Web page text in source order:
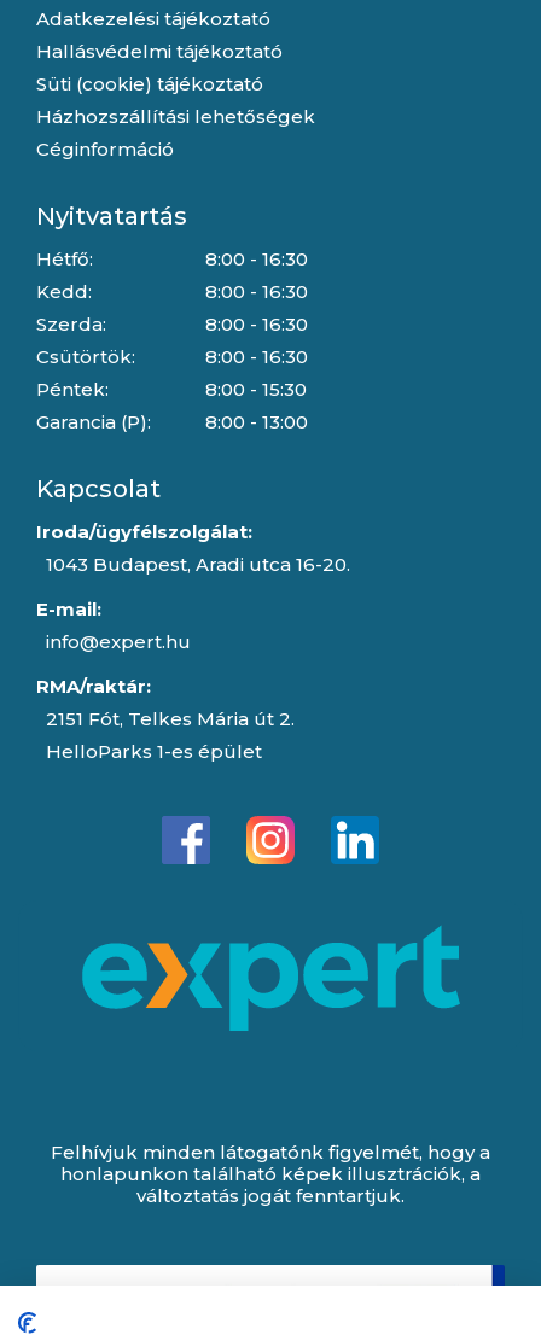
Adatkezelési tájékoztató
Hallásvédelmi tájékoztató
Süti (cookie) tájékoztató
Házhozszállítási lehetőségek
Céginformáció
Nyitvatartás
Hétfő:
Kedd:
Szerda:
Csütörtök:
Péntek:
Garancia (P):
8:00 - 16:30
8:00 - 16:30
8:00 - 16:30
8:00 - 16:30
8:00 - 15:30
8:00 - 13:00
Kapcsolat
Iroda/ügyfélszolgálat:
1043 Budapest, Aradi utca 16-20.
E-mail:
info@expert.hu
RMA/raktár:
2151 Fót, Telkes Mária út 2.
HelloParks 1-es épület
Felhívjuk minden látogatónk figyelmét, hogy a
honlapunkon található képek illusztrációk, a
változtatás jogát fenntartjuk.